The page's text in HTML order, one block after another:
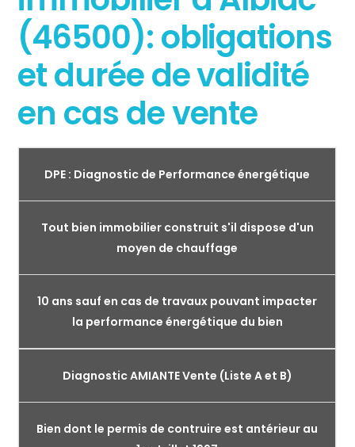
(46500): obligations
et durée de validité
en cas de vente
DPE : Diagnostic de Performance énergétique
Tout bien immobilier construit s'il dispose d'un
moyen de chauffage
10 ans sauf en cas de travaux pouvant impacter
la performance énergétique du bien
Diagnostic AMIANTE Vente (Liste A et B)
Bien dont le permis de contruire est antérieur au